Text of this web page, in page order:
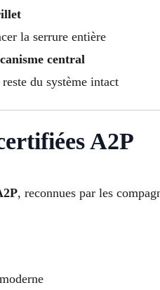
la serrure entière
central
du système intact
A2P
, reconnues par les